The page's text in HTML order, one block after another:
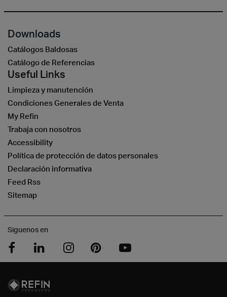
Downloads
Catálogos Baldosas
Catálogo de Referencias
Useful Links
Limpieza y manutención
Condiciones Generales de Venta
My Refin
Trabaja con nosotros
Accessibility
Política de protección de datos personales
Declaración informativa
Feed Rss
Sitemap
Siguenos en